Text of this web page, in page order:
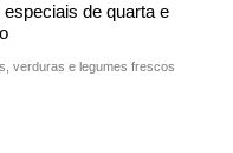
de quarta e
verduras e legumes frescos